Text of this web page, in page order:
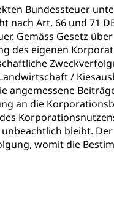
Bundessteuer
nach Art. 66 und 71
Gemäss Gesetz
des eigenen
/
angemessene
an die
bleibt.
womit die
für Zivildienst ZIVI
Schutzraum,
von Frau und